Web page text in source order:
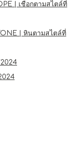
| เชือกตามสไตล์ที่
| หินตามสไตล์ที่